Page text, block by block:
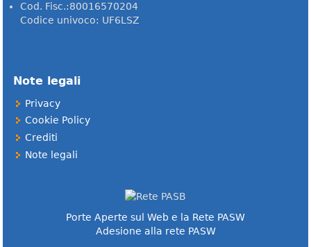
Cod. Fisc.:80016570204
Codice univoco: UF6LSZ
Note legali
Privacy
Cookie Policy
Crediti
Note legali
Porte Aperte sul Web e la Rete PASW
Adesione alla rete PASW